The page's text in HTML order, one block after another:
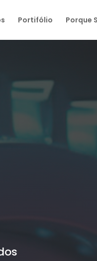
Portifólio Porque